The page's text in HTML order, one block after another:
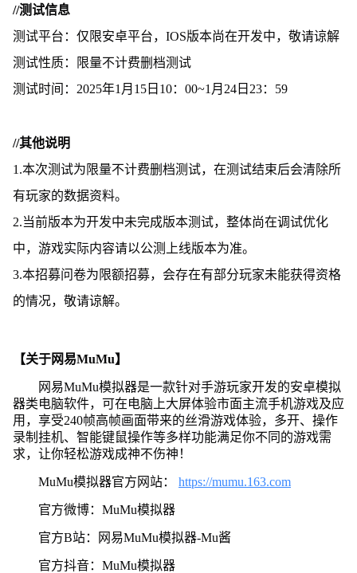
//测试信息
测试平台：仅限安卓平台，IOS版本尚在开发中，敬请谅解
测试性质：限量不计费删档测试
测试时间：2025年1月15日10：00~1月24日23：59
//其他说明
1.本次测试为限量不计费删档测试，在测试结束后会清除所
有玩家的数据资料。
2.当前版本为开发中未完成版本测试，整体尚在调试优化
中，游戏实际内容请以公测上线版本为准。
3.本招募问卷为限额招募，会存在有部分玩家未能获得资格
的情况，敬请谅解。
【关于网易MuMu】
网易MuMu模拟器是一款针对手游玩家开发的安卓模拟
器类电脑软件，可在电脑上大屏体验市面主流手机游戏及应
用，享受240帧高帧画面带来的丝滑游戏体验，多开、操作
录制挂机、智能键鼠操作等多样功能满足你不同的游戏需
求，让你轻松游戏成神不伤神！
MuMu模拟器官方网站： https://mumu.163.com
官方微博：MuMu模拟器
官方B站：网易MuMu模拟器-Mu酱
官方抖音：MuMu模拟器